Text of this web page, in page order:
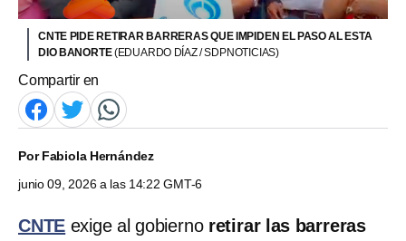
CNTE PIDE RETIRAR BARRERAS QUE IMPIDEN EL PASO AL ESTA
DIO BANORTE(EDUARDO DÍAZ / SDPNOTICIAS)
Compartir en
PorFabiola Hernández
junio 09, 2026 a las 14:22 GMT-6
CNTE exige al gobiernoretirar las barreras